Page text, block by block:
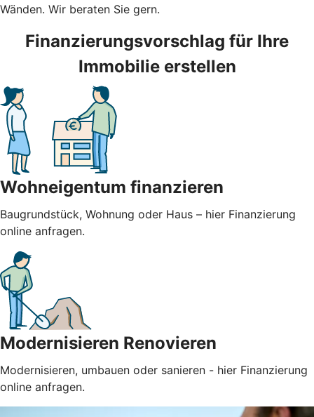
Wänden. Wir beraten Sie gern.
Finanzierungsvorschlag für Ihre
Immobilie erstellen
Wohneigentum finanzieren
Baugrundstück, Wohnung oder Haus – hier Finanzierung
online anfragen.
Modernisieren Renovieren
Modernisieren, umbauen oder sanieren - hier Finanzierung
online anfragen.